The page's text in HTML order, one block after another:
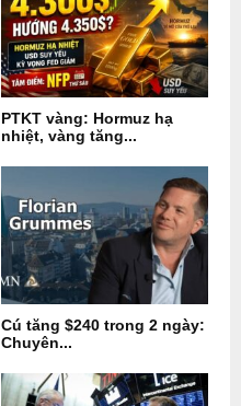
PTKT vàng: Hormuz hạ
nhiệt, vàng tăng...
Cú tăng $240 trong 2 ngày:
Chuyên...